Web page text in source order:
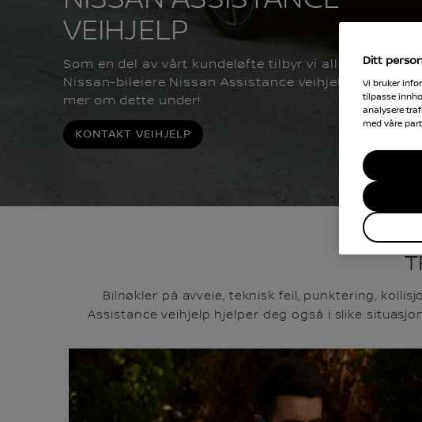
VEIHJELP
Som en del av vårt kundeløfte tilbyr vi alle
Nissan-bileiere Nissan Assistance veihjelp. Les
mer om dette under!
KONTAKT VEIHJELP
Bilnøkler på avveie, teknisk feil, punktering,
Assistance veihjelp hjelper deg også i slike
Ditt
Vi bruker
tilpasse
analysere
med våre